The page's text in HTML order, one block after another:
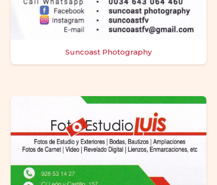
Suncoast Photography